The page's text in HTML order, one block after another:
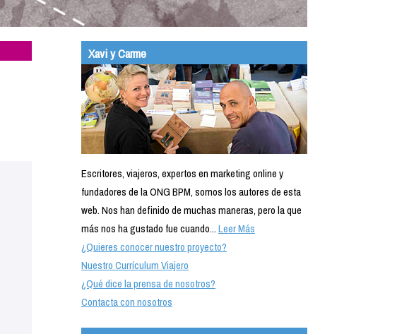
Xavi y Carme
Escritores, viajeros, expertos en marketing online y
fundadores de la ONG BPM, somos los autores de esta
web. Nos han definido de muchas maneras, pero la que
más nos ha gustado fue cuando...Leer Más
¿Quieres conocer nuestro proyecto?
Nuestro Currículum Viajero
¿Qué dice la prensa de nosotros?
Contacta con nosotros